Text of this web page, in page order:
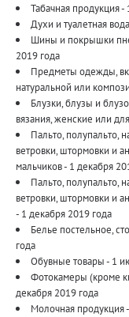
Табачная продукция
Духи и туалетная
Шины и покрышки
2019 года
Предметы одежды,
натуральной или
Блузки, блузы и
вязания, женские или
Пальто, полупальто,
ветровки, штормовки и
мальчиков - 1 декабря
Пальто, полупальто,
ветровки, штормовки и
- 1 декабря 2019 года
Белье постельное,
года
Обувные товары - 1
Фотокамеры (кроме
декабря 2019 года
Молочная продукция